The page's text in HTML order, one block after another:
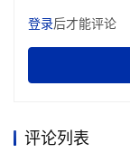
登录后才能评论
评论列表